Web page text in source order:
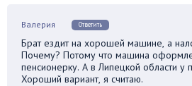
Валерия Ответить
Брат ездит на хорошей машине, а
Почему? Потому что машина
пенсионерку. А в Липецкой области у
Хороший вариант, я считаю.